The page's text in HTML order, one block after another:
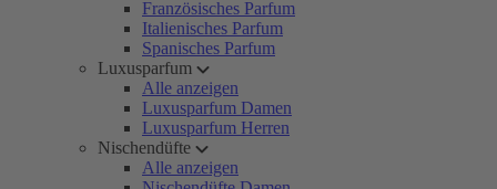
Französisches Parfum
Italienisches Parfum
Spanisches Parfum
Luxusparfum
Alle anzeigen
Luxusparfum Damen
Luxusparfum Herren
Nischendüfte
Alle anzeigen